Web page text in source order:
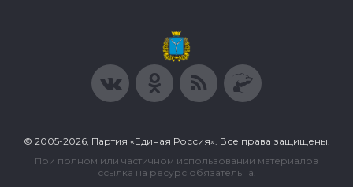
© 2005-2026, Партия «Единая Россия». Все права защищены.
При полном или частичном использовании материалов
ссылка на ресурс обязательна.